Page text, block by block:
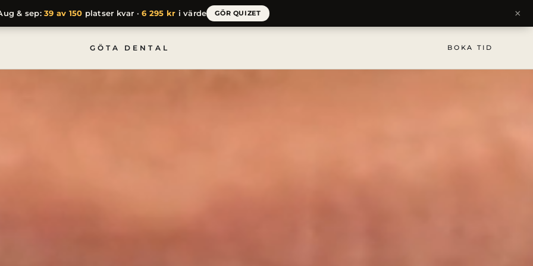
GÖTA DENTAL BOKA TID
& sep:39 av 150 platser kvar ·6 295 kr i värde GÖR QUIZET ×